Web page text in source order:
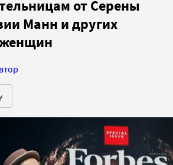
от Серены
Манн и других